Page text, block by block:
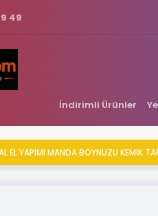
49
İndirimli Ürünler
EL YAPIMI MANDA BOYNUZU KEMİK